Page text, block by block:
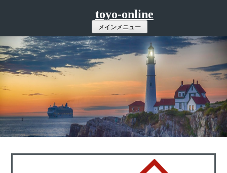
ツ
へ
ス
キ
ッ
プ
toyo-online
メインメニュー